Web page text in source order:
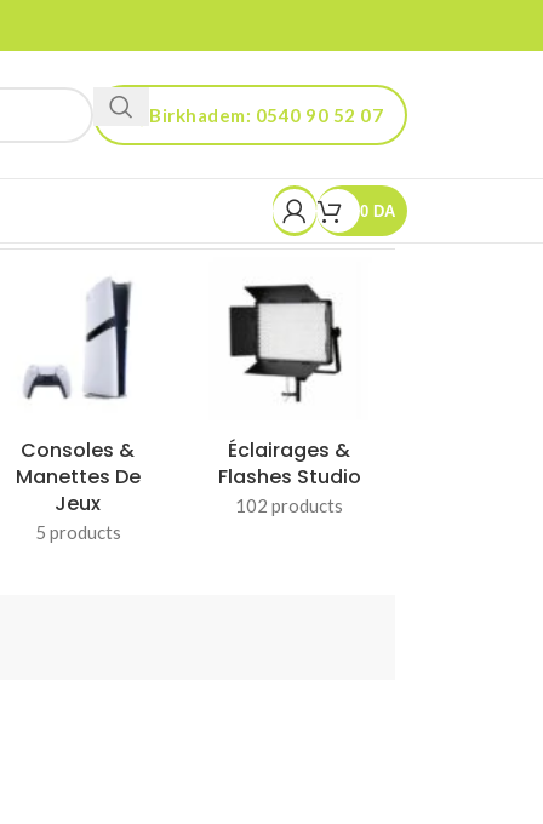
Birkhadem: 0540 90 52 07
Kouba: 0560 90 52 03
0 DA
Smart Life &
Gadgets
102 products
Stabilisateurs
& Trépieds
37 products